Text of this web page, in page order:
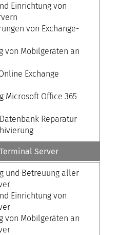
Einrichtung von
von Exchange-
von Mobilgeräten an
Exchange
Microsoft Office 365
Reparatur
Terminal Server
und Betreuung aller
Einrichtung von
von Mobilgeräten an